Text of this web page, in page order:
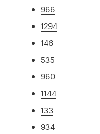
966
1294
146
535
960
1144
133
934